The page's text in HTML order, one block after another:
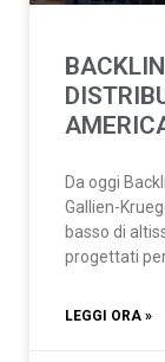
Da oggi
Gallien-
basso di
progettati
LEGGI ORA »